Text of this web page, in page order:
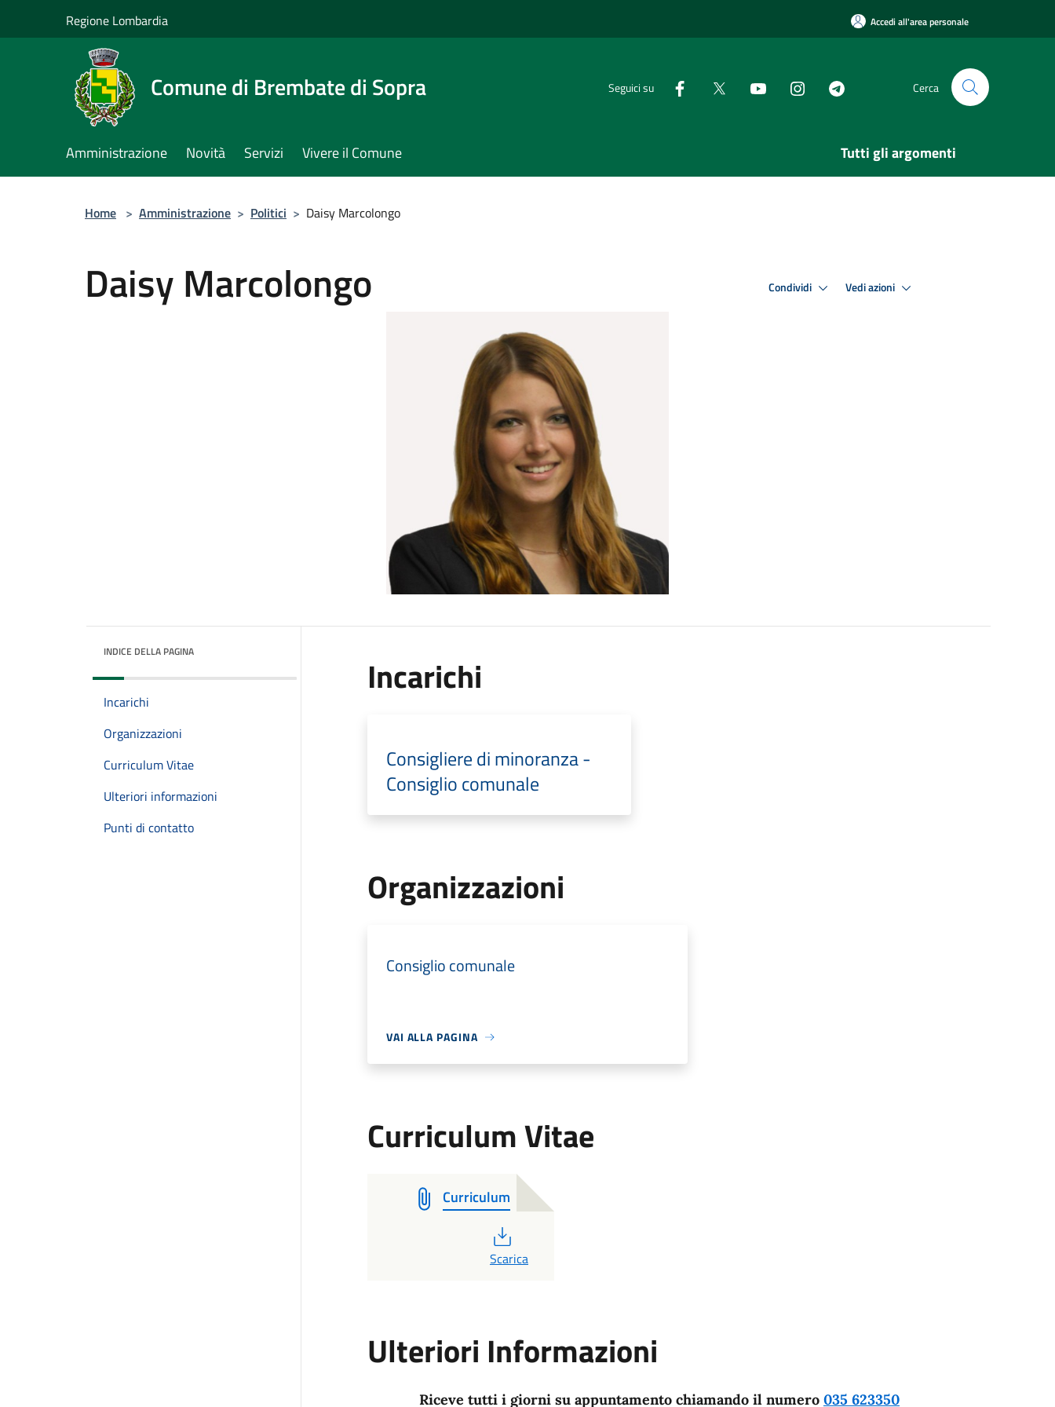
Regione Lombardia Accedi all'area personale
Comune di Brembate di Sopra Seguici su Cerca
Amministrazione Novità Servizi Vivere il Comune Tutti gli argomenti
Home > Amministrazione > Politici > Daisy Marcolongo
Daisy Marcolongo Condividi Vedi azioni
INDICE DELLA PAGINA
Incarichi
Organizzazioni
Curriculum Vitae
Ulteriori informazioni
Punti di contatto
Incarichi
Consigliere di minoranza -
Consiglio comunale
Organizzazioni
Consiglio comunale
VAI ALLA PAGINA
Curriculum Vitae
Curriculum
PDF
Scarica
Ulteriori Informazioni
Riceve tutti i giorni su appuntamento chiamando il numero 035 623350